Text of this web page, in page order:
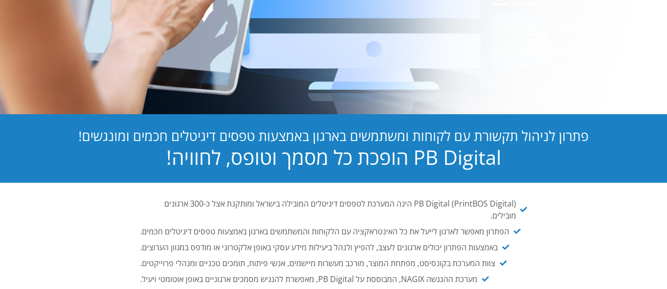
פתרון לניהול תקשורת עם לקוחות ומשתמשים בארגון באמצעות טפסים דיגיטלים חכמים ומונגשים!
PB Digital הופכת כל מסמך וטופס, לחוויה!
PB Digital (PrintBOS Digital) הינה המערכת לטפסים דיגיטלים המובילה בישראל ומותקנת אצל כ-300 ארגונים
מובילים.
הפתרון מאפשר לארגון לייעל את כל האינטראקציה עם הלקוחות והמשתמשים בארגון באמצעות טפסים דיגיטלים חכמים.
באמצעות הפתרון יכולים ארגונים לעצב, להפיץ ולנהל ביעילות מידע עסקי באופן אלקטרוני או מודפס במגוון הערוצים.
צוות המערכת בקונסיסט, מפתחת המוצר, מורכב מעשרות מיישמים, אנשי פיתוח, תומכים טכניים ומנהלי פרוייקטים.
מערכת ההנגשה NAGIX, המבוססת על PB Digital, מאפשרת להנגיש מסמכים ארגוניים באופן אוטומטי ויעיל.